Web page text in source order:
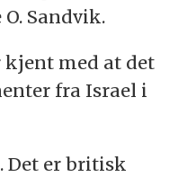
Sandvik.
kjent med at det
fra Israel i
Det er britisk